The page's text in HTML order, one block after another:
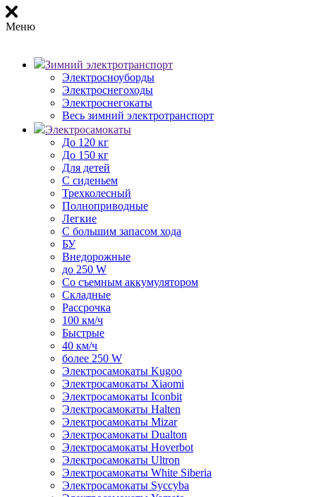
Меню
Зимний электротранспорт
Электросноуборды
Электроснегоходы
Электроснегокаты
Весь зимний электротранспорт
Электросамокаты
До 120 кг
До 150 кг
Для детей
С сиденьем
Трехколесный
Полноприводные
Легкие
С большим запасом хода
БУ
Внедорожные
до 250 W
Со съемным аккумулятором
Складные
Рассрочка
100 км/ч
Быстрые
40 км/ч
более 250 W
Электросамокаты Kugoo
Электросамокаты Xiaomi
Электросамокаты Iconbit
Электросамокаты Halten
Электросамокаты Mizar
Электросамокаты Dualton
Электросамокаты Hoverbot
Электросамокаты Ultron
Электросамокаты White Siberia
Электросамокаты Syccyba